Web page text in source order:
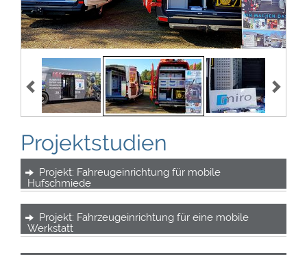
Projektstudien
Projekt: Fahreugeinrichtung für mobile
Hufschmiede
Projekt: Fahrzeugeinrichtung für eine mobile
Werkstatt